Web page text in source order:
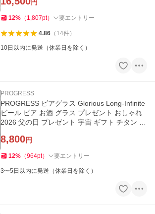
円
12% （ 1,807pt） 要エントリー
4.86（ 14件）
10日以内に発送（休業日を除く）
PROGRESS
PROGRESS ビアグラス Glorious Long-Infinite
ビール ビア お酒 グラス プレゼント おしゃれ
2026 父の日 プレゼント 宇宙 ギフト チタン 日
8,800円
12% （964pt） 要エントリー
3〜5日以内に発送（休業日を除く）